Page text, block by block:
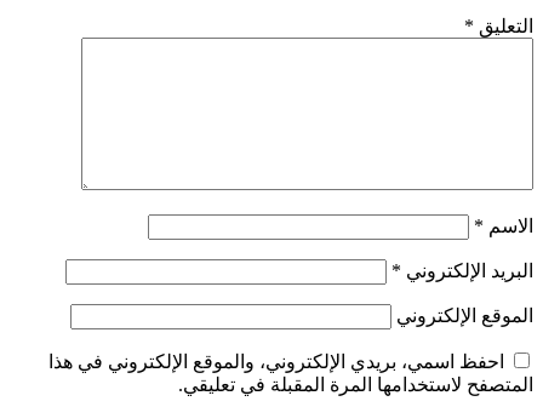
التعليق *
الاسم *
البريد الإلكتروني *
الموقع الإلكتروني
احفظ اسمي، بريدي الإلكتروني، والموقع الإلكتروني في هذا
المتصفح لاستخدامها المرة المقبلة في تعليقي.